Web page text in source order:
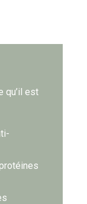
qu’il est